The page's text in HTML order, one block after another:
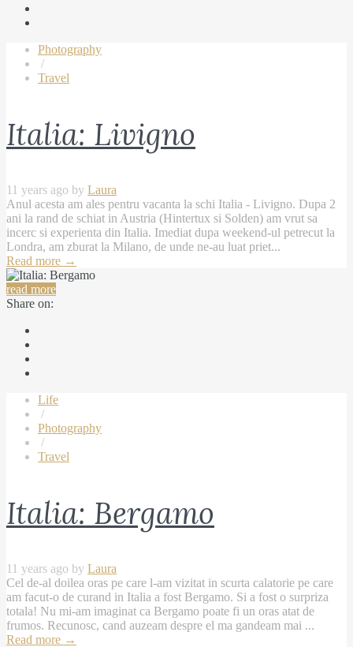
Photography
/
Travel
Italia: Livigno
11 years ago by Laura
Anul acesta am ales pentru vacanta la schi Italia - Livigno. Dupa 2
ani la rand de schiat in Austria (Hintertux si Solden) am vrut sa
incerc si experienta din Italia. Imediat dupa weekend-ul petrecut la
Londra, am zburat la Milano, de unde ne-au luat priet...
Read more →
read more
Share on:
Life
/
Photography
/
Travel
Italia: Bergamo
11 years ago by Laura
Cel de-al doilea oras pe care l-am vizitat in scurta calatorie pe care
am facut-o de curand in Italia a fost Bergamo. Si a fost o surpriza
totala! Nu mi-am imaginat ca Bergamo poate fi un oras atat de
frumos. Recunosc, cand auzeam despre el ma gandeam mai ...
Read more →